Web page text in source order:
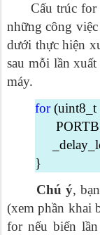
Cấu trúc
những công
dưới thực hiện
sau mỗi lần
máy.
for
}
Chú ý,
(xem phần khai
for nếu biến